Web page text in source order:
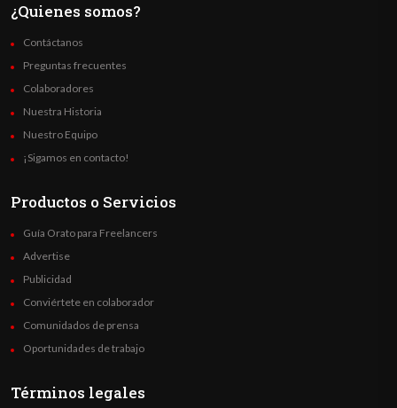
¿Quienes somos?
Contáctanos
Preguntas frecuentes
Colaboradores
Nuestra Historia
Nuestro Equipo
¡Sigamos en contacto!
Productos o Servicios
Guía Orato para Freelancers
Advertise
Publicidad
Conviértete en colaborador
Comunidados de prensa
Oportunidades de trabajo
Términos legales